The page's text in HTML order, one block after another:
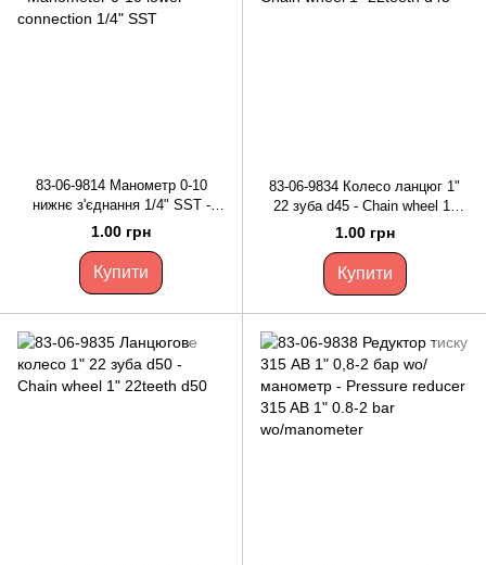
83-06-9814 Манометр 0-10
нижнє з'єднання 1/4" SST -
Manometer 0-10 lower
connection 1/4" SST
1.00 грн
Купити
83-06-9834 Колесо ланцюг 1"
22 зуба d45 - Chain wheel 1"
22teeth d45
1.00 грн
Купити